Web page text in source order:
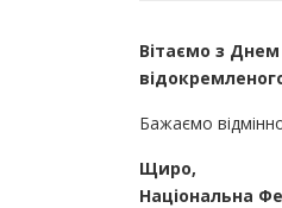
Вітаємо з
Бажаємо
Щиро,
Національна